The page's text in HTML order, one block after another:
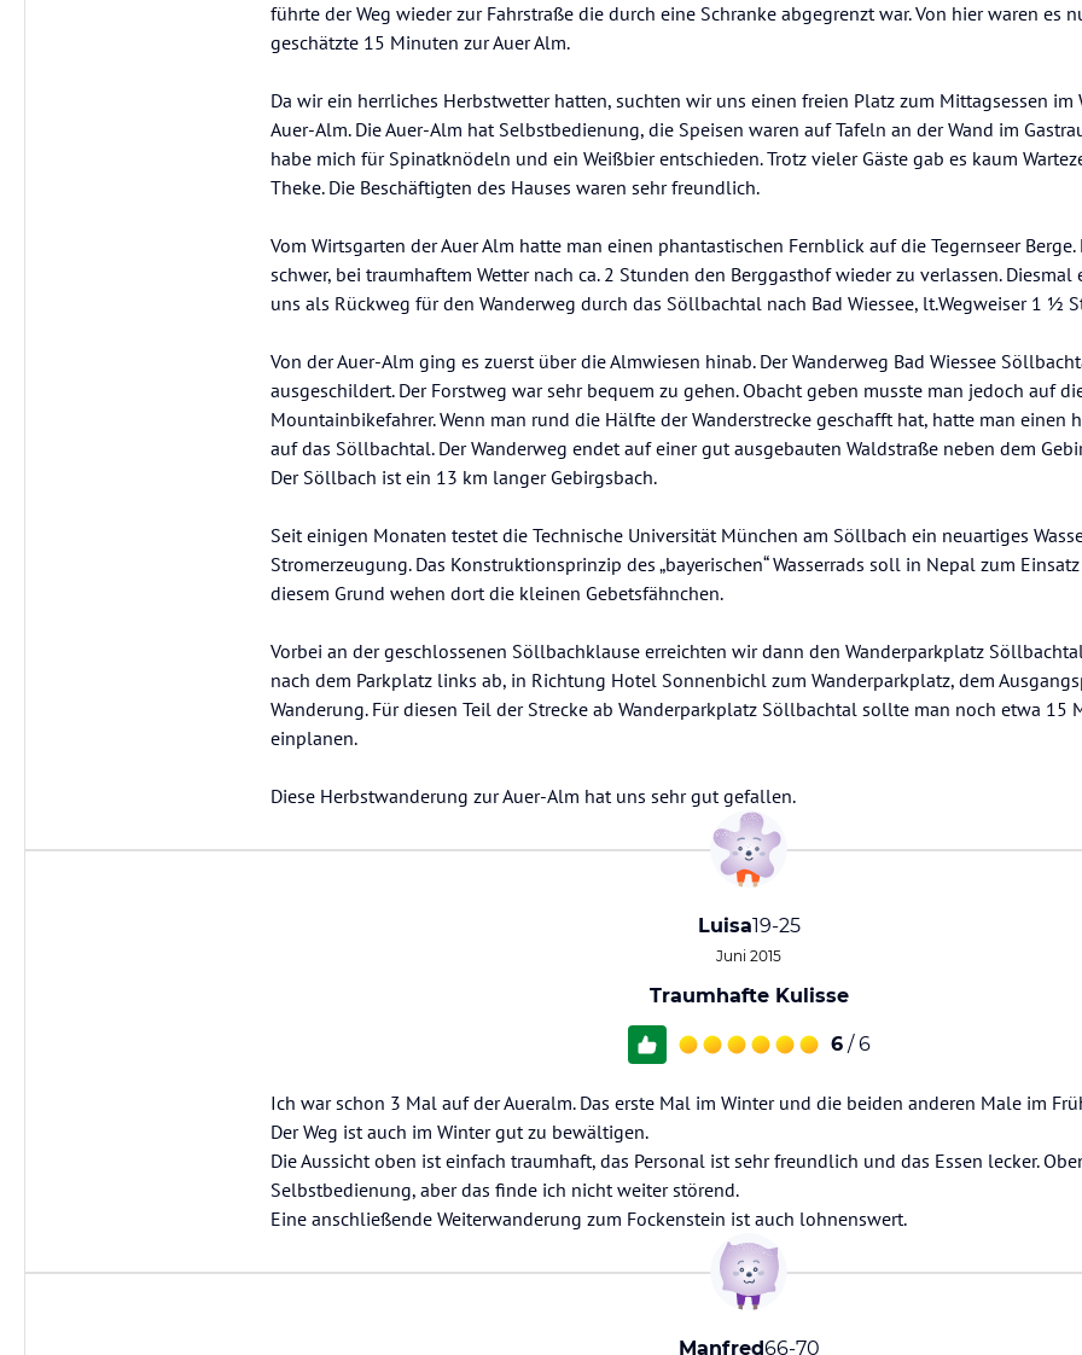
führte der Weg wieder zur Fahrstraße die durch eine Schranke abgegrenzt war. Von hier waren es
geschätzte 15 Minuten zur Auer Alm.
Da wir ein herrliches Herbstwetter hatten, suchten wir uns einen freien Platz zum Mittagsessen im
Auer-Alm. Die Auer-Alm hat Selbstbedienung, die Speisen waren auf Tafeln an der Wand im
habe mich für Spinatknödeln und ein Weißbier entschieden. Trotz vieler Gäste gab es kaum
Theke. Die Beschäftigten des Hauses waren sehr freundlich.
Vom Wirtsgarten der Auer Alm hatte man einen phantastischen Fernblick auf die Tegernseer
schwer, bei traumhaftem Wetter nach ca. 2 Stunden den Berggasthof wieder zu verlassen.
uns als Rückweg für den Wanderweg durch das Söllbachtal nach Bad Wiessee, lt.Wegweiser 1 ½
Von der Auer-Alm ging es zuerst über die Almwiesen hinab. Der Wanderweg Bad Wiessee
ausgeschildert. Der Forstweg war sehr bequem zu gehen. Obacht geben musste man jedoch auf
Mountainbikefahrer. Wenn man rund die Hälfte der Wanderstrecke geschafft hat, hatte man einen
auf das Söllbachtal. Der Wanderweg endet auf einer gut ausgebauten Waldstraße neben dem
Der Söllbach ist ein 13 km langer Gebirgsbach.
Seit einigen Monaten testet die Technische Universität München am Söllbach ein neuartiges
Stromerzeugung. Das Konstruktionsprinzip des „bayerischen“ Wasserrads soll in Nepal zum
diesem Grund wehen dort die kleinen Gebetsfähnchen.
Vorbei an der geschlossenen Söllbachklause erreichten wir dann den Wanderparkplatz
nach dem Parkplatz links ab, in Richtung Hotel Sonnenbichl zum Wanderparkplatz, dem
Wanderung. Für diesen Teil der Strecke ab Wanderparkplatz Söllbachtal sollte man noch etwa 15
einplanen.
Diese Herbstwanderung zur Auer-Alm hat uns sehr gut gefallen.
Luisa19-25
Juni 2015
Traumhafte Kulisse
6 / 6
Ich war schon 3 Mal auf der Aueralm. Das erste Mal im Winter und die beiden anderen Male im
Der Weg ist auch im Winter gut zu bewältigen.
Die Aussicht oben ist einfach traumhaft, das Personal ist sehr freundlich und das Essen lecker.
Selbstbedienung, aber das finde ich nicht weiter störend.
Eine anschließende Weiterwanderung zum Fockenstein ist auch lohnenswert.
Manfred66-70